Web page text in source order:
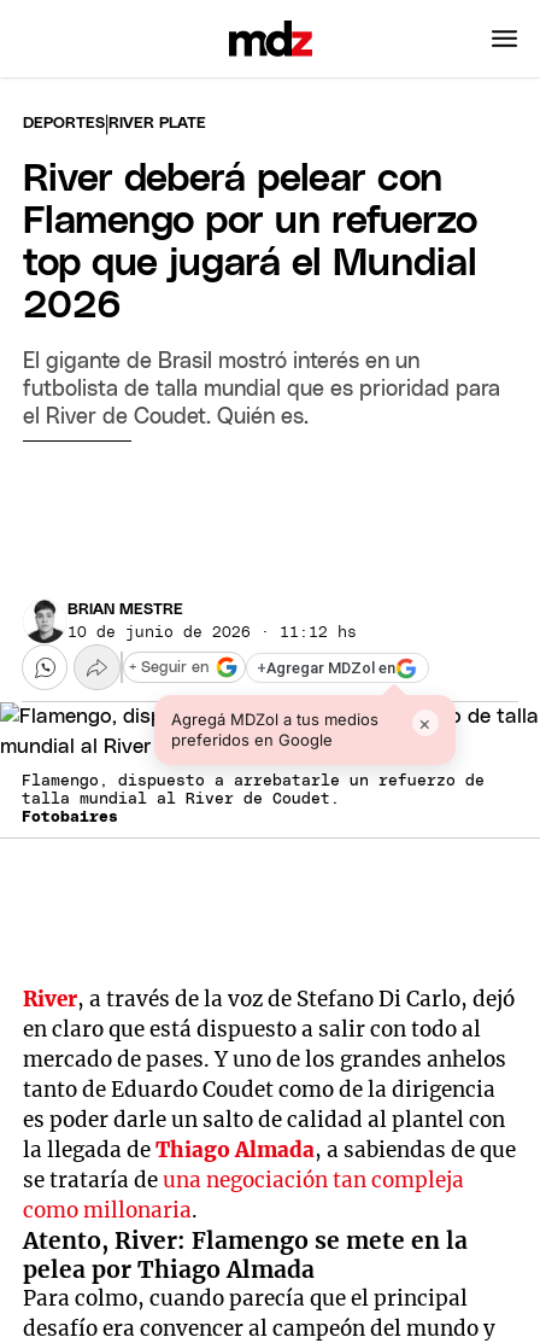
DEPORTES |RIVER PLATE
River deberá pelear con
Flamengo por un refuerzo
top que jugará el Mundial
2026
El gigante de Brasil mostró interés en un
futbolista de talla mundial que es prioridad para
el River de Coudet. Quién es.
BRIAN MESTRE
10 de junio de 2026 · 11:12 hs
+Agregar MDZol en
Agregá MDZol a tus medios
preferidos en Google
×
+ Seguir en
Flamengo, dispuesto a arrebatarle un refuerzo de
talla mundial al River de Coudet.
Fotobaires
River, a través de la voz de Stefano Di Carlo, dejó
en claro que está dispuesto a salir con todo al
mercado de pases. Y uno de los grandes anhelos
tanto de Eduardo Coudet como de la dirigencia
es poder darle un salto de calidad al plantel con
la llegada deThiago Almada, a sabiendas de que
se trataría deuna negociación tan compleja
como millonaria.
Atento, River: Flamengo se mete en la
pelea por Thiago Almada
Para colmo, cuando parecía que el principal
desafío era convencer al campeón del mundo y